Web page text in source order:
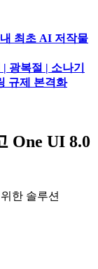
최초 AI 저작물
광복절 | 소나기
규제 본격화
One UI 8.0
한 솔루션